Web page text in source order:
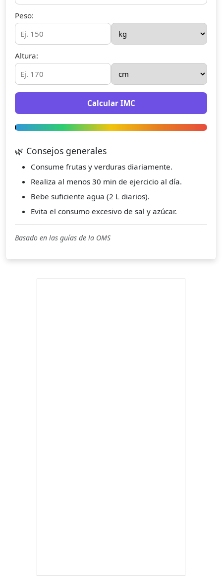
Peso:
Altura:
Calcular IMC
🌿 Consejos generales
Consume frutas y verduras diariamente.
Realiza al menos 30 min de ejercicio al día.
Bebe suficiente agua (2 L diarios).
Evita el consumo excesivo de sal y azúcar.
Basado en las guías de la OMS